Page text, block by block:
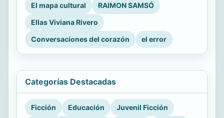
El mapa cultural
RAIMON SAMSÓ
Ellas Viviana Rivero
Conversaciones del corazón
el error
Categorías Destacadas
Ficción Educación Juvenil Ficción